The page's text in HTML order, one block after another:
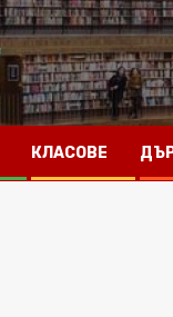
КЛАСОВЕ